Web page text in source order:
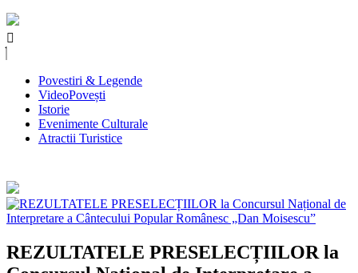
Povestiri & Legende
VideoPovești
Istorie
Evenimente Culturale
Atractii Turistice
REZULTATELE PRESELECȚIILOR la